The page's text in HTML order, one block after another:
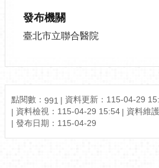
發布機關
臺北市立聯合醫院
點閱數： 991
資料更新：115-04-29
資料檢視：115-04-29 15:54
資料維
發布日期：115-04-29